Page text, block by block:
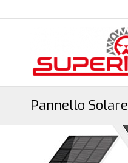
Pannello Solare